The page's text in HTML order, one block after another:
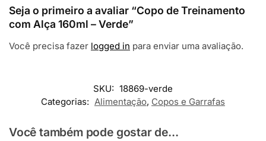
Seja o primeiro a avaliar “Copo de Treinamento
com Alça 160ml – Verde”
Você precisa fazer logged in para enviar uma avaliação.
SKU: 18869-verde
Categorias: Alimentação, Copos e Garrafas
Você também pode gostar de...